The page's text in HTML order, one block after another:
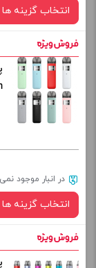
+
انتخاب گزینه ها
برای فعال شدن
+
در انبار موجود
انتخاب گزینه ها